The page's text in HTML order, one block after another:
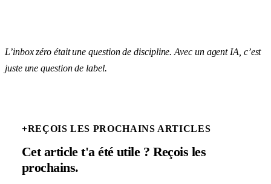
L’inbox zéro était une question de discipline. Avec un agent IA, c’est
juste une question de label.
+REÇOIS LES PROCHAINS ARTICLES
Cet article t'a été utile ? Reçois les
prochains.